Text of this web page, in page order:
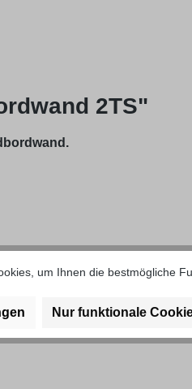
2TS"
um Ihnen die bestmögliche
Nur funktionale